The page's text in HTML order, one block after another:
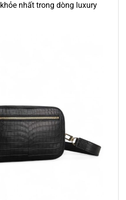
nhất trong dòng luxury